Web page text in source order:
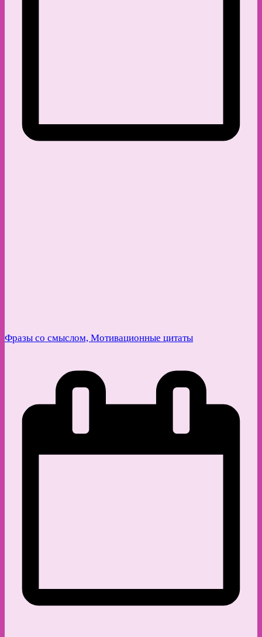
Фразы со смыслом, Мотивационные цитаты